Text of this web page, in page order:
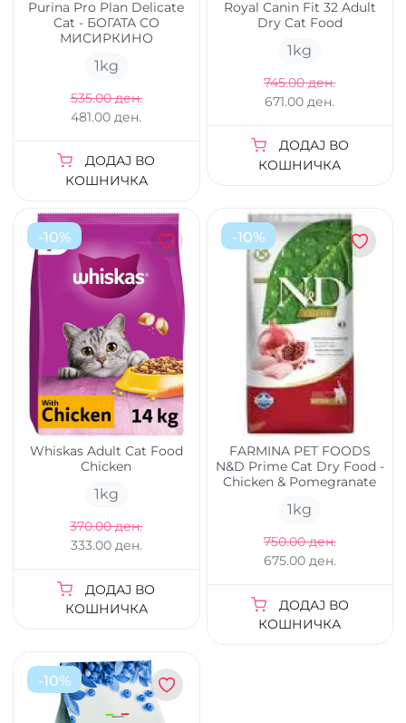
Purina Pro Plan Delicate
Cat - БОГАТА СО
МИСИРКИНО
1kg
535.00 ден.
481.00 ден.
ДОДАЈ ВО
КОШНИЧКА
Royal Canin Fit 32 Adult
Dry Cat Food
1kg
745.00 ден.
671.00 ден.
ДОДАЈ ВО
КОШНИЧКА
-10%
Whiskas Adult Cat Food
Chicken
1 kg
370.00 ден.
333.00 ден.
ДОДАЈ ВО
КОШНИЧКА
-10%
FARMINA PET FOODS
N&D Prime Cat Dry Food -
Chicken & Pomegranate
1 kg
750.00 ден.
675.00 ден.
ДОДАЈ ВО
КОШНИЧКА
-10%